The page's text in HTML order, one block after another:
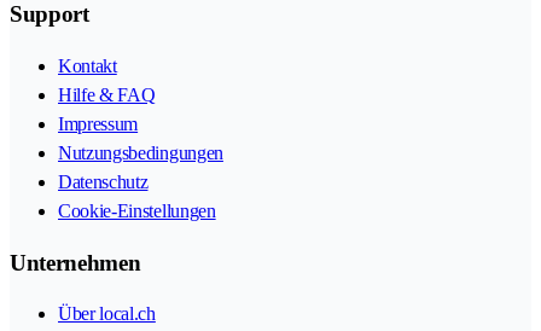
Support
Kontakt
Hilfe & FAQ
Impressum
Nutzungsbedingungen
Datenschutz
Cookie-Einstellungen
Unternehmen
Über local.ch